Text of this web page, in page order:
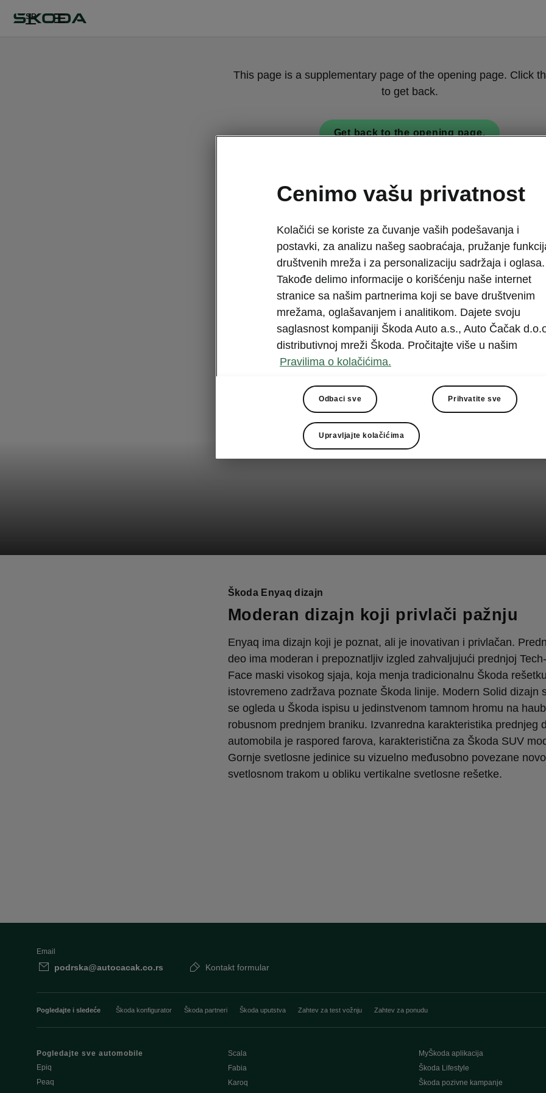
SR
This page is a supplementary page of the opening page. Click
to get back.
Get back to the opening page.
Škoda Enyaq dizajn
Moderan dizajn koji privlači pažnju
Enyaq ima dizajn koji je poznat, ali je inovativan i privlačan.
deo ima moderan i prepoznatljiv izgled zahvaljujući prednjoj
Face maski visokog sjaja, koja menja tradicionalnu Škoda
istovremeno zadržava poznate Škoda linije. Modern Solid dizajn
se ogleda u Škoda ispisu u jedinstvenom tamnom hromu na
robusnom prednjem braniku. Izvanredna karakteristika prednjeg
automobila je raspored farova, karakteristična za Škoda SUV
Gornje svetlosne jedinice su vizuelno međusobno povezane
svetlosnom trakom u obliku vertikalne svetlosne rešetke.
Email
podrska@autocacak.co.rs Kontakt formular
Pogledajte i sledeće Škoda konfigurator Škoda partneri Škoda uputstva Zahtev za test vožnju Zahtev za ponudu
Pogledajte sve automobile
Epiq
Peaq
Scala
Fabia
Karoq
MyŠkoda aplikacija
Škoda Lifestyle
Škoda pozivne kampanje
Cenimo vašu privatnost
Kolačići se koriste za čuvanje vaših podešavanja i
postavki, za analizu našeg saobraćaja, pružanje
društvenih mreža i za personalizaciju sadržaja i oglasa.
Takođe delimo informacije o korišćenju naše internet
stranice sa našim partnerima koji se bave društvenim
mrežama, oglašavanjem i analitikom. Dajete svoju
saglasnost kompaniji Škoda Auto a.s., Auto Čačak
distributivnoj mreži Škoda. Pročitajte više u našim
Pravilima o kolačićima.
Odbaci sve Prihvatite sve
Upravljajte kolačićima